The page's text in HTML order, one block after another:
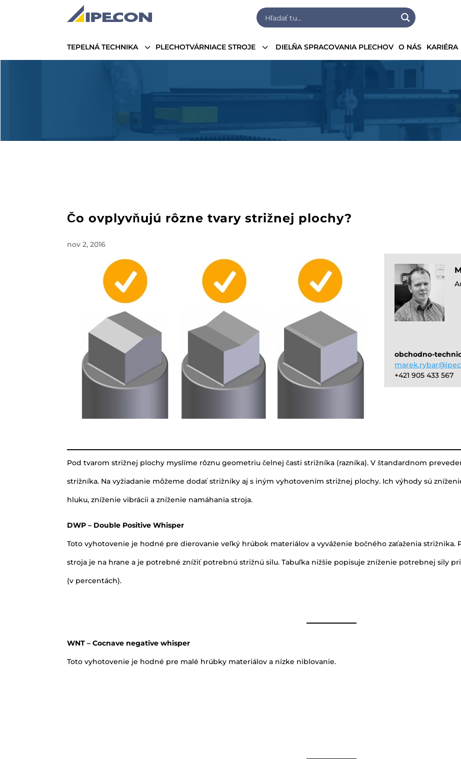
3
TEPELNÁ TECHNIKA 3
PLECHOTVÁRNIACE STROJE DIELŇA SPRACOVANIA PLECHOV O NÁS KARIÉRA
Čo ovplyvňujú rôzne tvary strižnej plochy?
nov 2, 2016
Pod tvarom strižnej plochy myslíme rôznu geometriu čelnej časti strižníka (razníka). V štandardnom
strižníka. Na vyžiadanie môžeme dodať strižníky aj s iným vyhotovením strižnej plochy. Ich výhody sú
hluku, zníženie vibrácii a zníženie namáhania stroja.
DWP – Double Positive Whisper
Toto vyhotovenie je hodné pre dierovanie veľký hrúbok materiálov a vyváženie bočného zaťaženia strižnika.
stroja je na hrane a je potrebné znížiť potrebnú strižnú silu. Tabuľka nižšie popisuje zníženie potrebnej sily
(v percentách).
WNT – Cocnave negative whisper
Toto vyhotovenie je hodné pre malé hrúbky materiálov a nízke niblovanie.
obchodno-
+421 905 433 567